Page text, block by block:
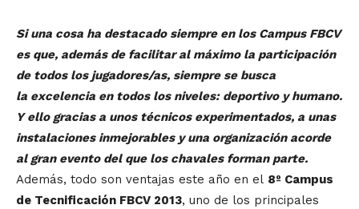
Si una cosa ha destacado siempre en los Campus FBCV
es que, además de facilitar al máximo la participación
de todos los jugadores/as, siempre se busca
la excelencia en todos los niveles: deportivo y humano.
Y ello gracias a unos técnicos experimentados, a unas
instalaciones inmejorables y una organización acorde
al gran evento del que los chavales forman parte.
Además, todo son ventajas este año en el 8º Campus
de Tecnificación FBCV 2013, uno de los principales